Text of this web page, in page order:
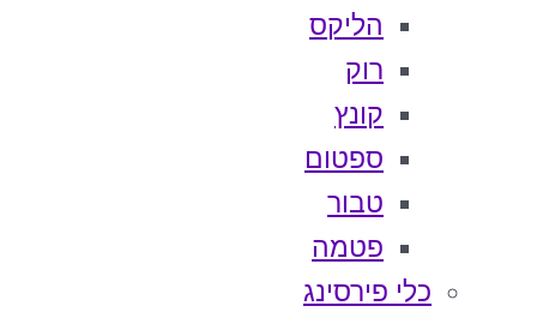
הליקס
רוק
קונץ
ספטום
טבור
פטמה
כלי פירסינג